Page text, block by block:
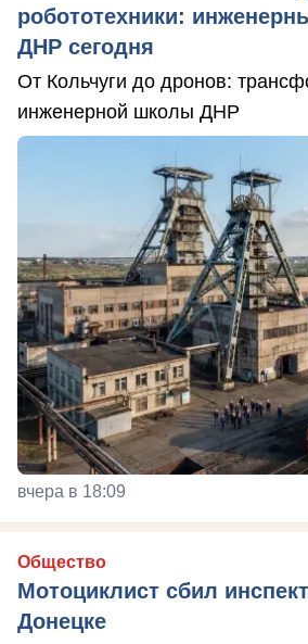
робототехники:
ДНР сегодня
От Кольчуги до дронов:
инженерной школы ДНР
вчера в 18:09
Общество
Мотоциклист сбил
Донецке